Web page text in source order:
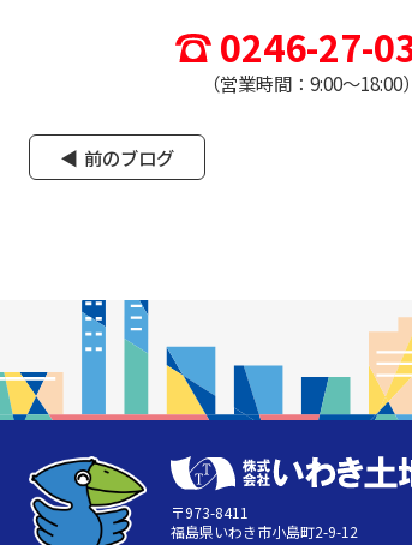
0246-27-
（営業時間：9:00～18:00）
前のブログ
〒973-8411
福島県いわき市小島町2-9-12